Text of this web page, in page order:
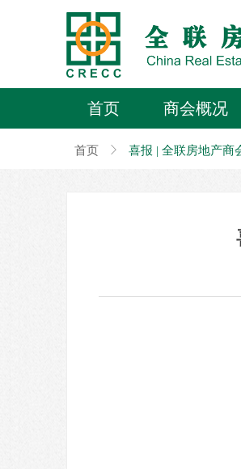
首页 商会概况
首页 ꁕ 喜报 | 全联房地产商